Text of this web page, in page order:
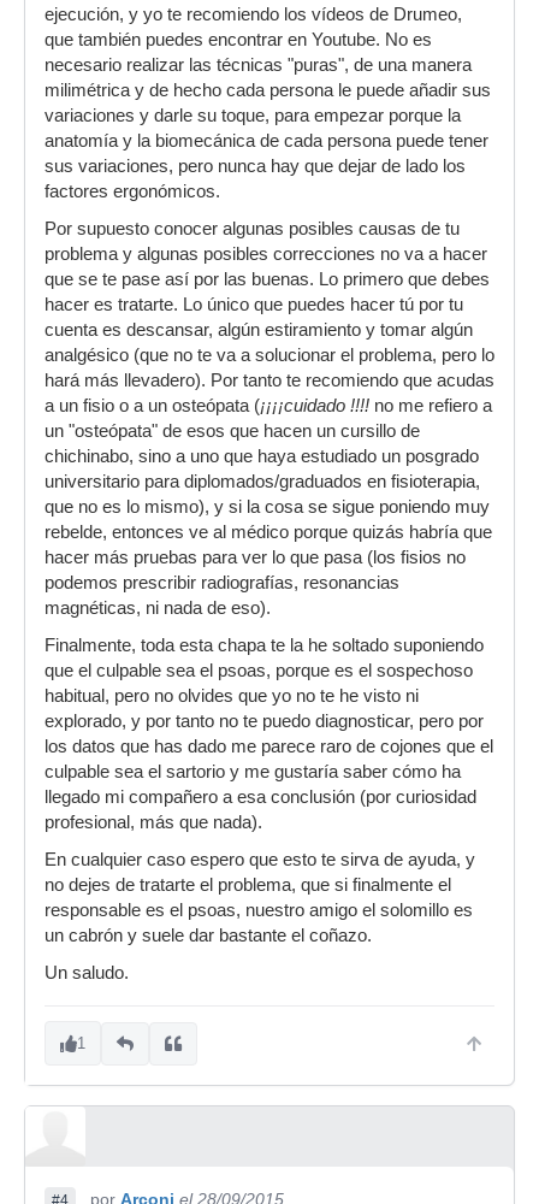
ejecución, y yo te recomiendo los vídeos de Drumeo,
que también puedes encontrar en Youtube. No es
necesario realizar las técnicas "puras", de una manera
milimétrica y de hecho cada persona le puede añadir sus
variaciones y darle su toque, para empezar porque la
anatomía y la biomecánica de cada persona puede tener
sus variaciones, pero nunca hay que dejar de lado los
factores ergonómicos.
Por supuesto conocer algunas posibles causas de tu
problema y algunas posibles correcciones no va a hacer
que se te pase así por las buenas. Lo primero que debes
hacer es tratarte. Lo único que puedes hacer tú por tu
cuenta es descansar, algún estiramiento y tomar algún
analgésico (que no te va a solucionar el problema, pero lo
hará más llevadero). Por tanto te recomiendo que acudas
a un fisio o a un osteópata (¡¡¡¡cuidado !!!! no me refiero a
un "osteópata" de esos que hacen un cursillo de
chichinabo, sino a uno que haya estudiado un posgrado
universitario para diplomados/graduados en fisioterapia,
que no es lo mismo), y si la cosa se sigue poniendo muy
rebelde, entonces ve al médico porque quizás habría que
hacer más pruebas para ver lo que pasa (los fisios no
podemos prescribir radiografías, resonancias
magnéticas, ni nada de eso).
Finalmente, toda esta chapa te la he soltado suponiendo
que el culpable sea el psoas, porque es el sospechoso
habitual, pero no olvides que yo no te he visto ni
explorado, y por tanto no te puedo diagnosticar, pero por
los datos que has dado me parece raro de cojones que el
culpable sea el sartorio y me gustaría saber cómo ha
llegado mi compañero a esa conclusión (por curiosidad
profesional, más que nada).
En cualquier caso espero que esto te sirva de ayuda, y
no dejes de tratarte el problema, que si finalmente el
responsable es el psoas, nuestro amigo el solomillo es
un cabrón y suele dar bastante el coñazo.
Un saludo.
1
#4 por Arconi el 28/09/2015